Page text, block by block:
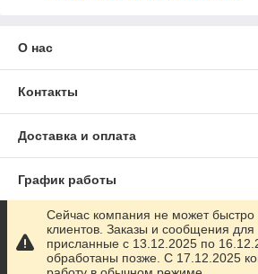
О нас
Контакты
Доставка и оплата
График работы
Полная версия сайта
Сайт создан на маркетплейсе
Сейчас компания не может быстро
клиентов. Заказы и сообщения для
присланные с 13.12.2025 по
обработаны позже. С 17.12.2025